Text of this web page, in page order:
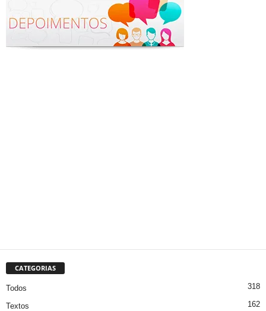
CATEGORIAS
Todos 318
Textos 162